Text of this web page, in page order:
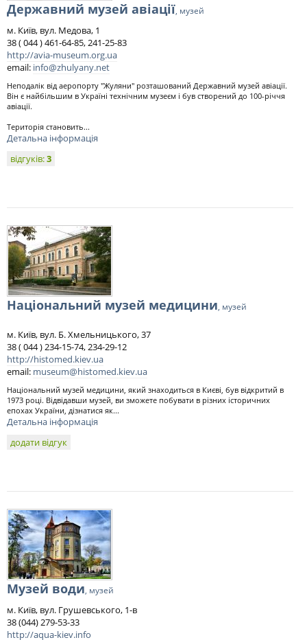
Державний музей авіації, музей
м. Київ, вул. Медова, 1
38 ( 044 ) 461-64-85, 241-25-83
http://avia-museum.org.ua
email: info@zhulyany.net
Неподалік від аеропорту "Жуляни" розташований Державний музей авіації.
Він є найбільшим в Україні технічним музеєм і був створений до 100-річчя
авіації.
Територія становить...
Детальна інформація
відгуків:3
Національний музей медицини, музей
м. Київ, вул. Б. Хмельницького, 37
38 ( 044 ) 234-15-74, 234-29-12
http://histomed.kiev.ua
email: museum@histomed.kiev.ua
Національний музей медицини, який знаходиться в Києві, був відкритий в
1973 році. Відвідавши музей, ви зможете побувати в різних історичних
епохах України, дізнатися як...
Детальна інформація
додати відгук
Музей води, музей
м. Київ, вул. Грушевського, 1-в
38 (044) 279-53-33
http://aqua-kiev.info